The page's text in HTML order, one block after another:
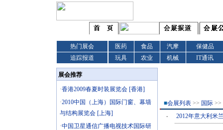
热门展会 医药 食品 汽摩
保健品
追踪报道
玩具 农业 机械 IT通讯
展会推荐
·香港2009春夏时装展览会 [香港]
·2010中国（上海）国际门窗、幕墙
与结构展览会 [上海]
·中国卫星通信广播电视技术国际研
■会展列表>> 国际>>
· 2012年意大利米